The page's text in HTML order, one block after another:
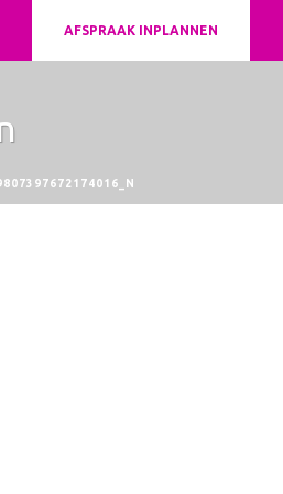
AFSPRAAK INPLANNEN